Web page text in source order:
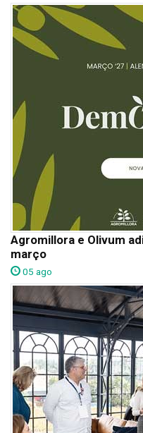
Agromillora e Olivum
março
05 ago